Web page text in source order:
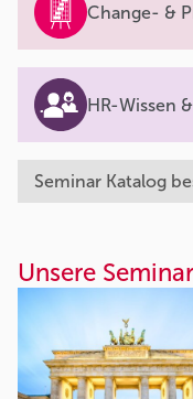
Change- &
HR-Wissen
Seminar Katalog
Unsere